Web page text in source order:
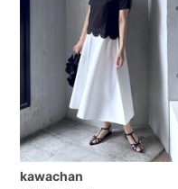
kawachan